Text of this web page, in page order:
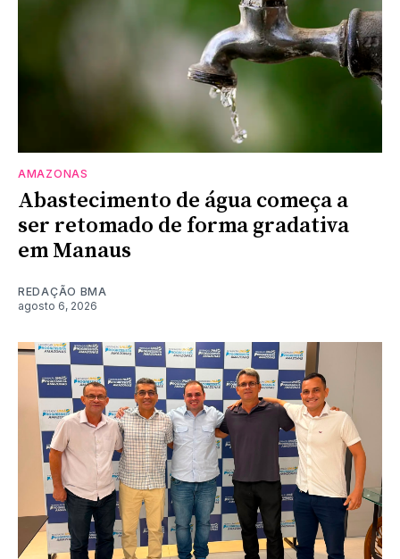
AMAZONAS
Abastecimento de água começa a
ser retomado de forma gradativa
em Manaus
REDAÇÃO BMA
agosto 6, 2026